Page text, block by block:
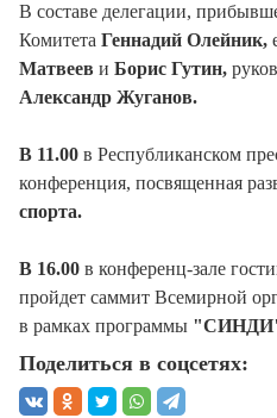
В составе делегации,
Комитета Геннадий Олейник,
Матвеев и Борис Гутин,
Александр Жуганов.
В 11.00 в Республиканском
конференция, посвященная
спорта.
В 16.00 в конференц-зале
пройдет саммит Всемирной
в рамках программы
Поделиться в соцсетях: